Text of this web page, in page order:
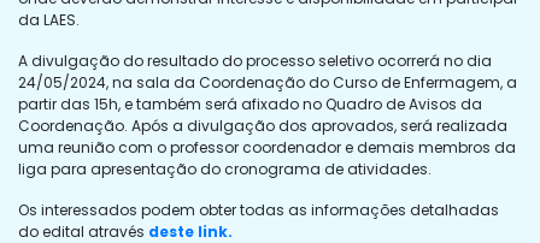
da LAES.
A divulgação do resultado do processo seletivo ocorrerá no dia
24/05/2024, na sala da Coordenação do Curso de Enfermagem, a
partir das 15h, e também será afixado no Quadro de Avisos da
Coordenação. Após a divulgação dos aprovados, será realizada
uma reunião com o professor coordenador e demais membros da
liga para apresentação do cronograma de atividades.
Os interessados podem obter todas as informações detalhadas
do edital através deste link.